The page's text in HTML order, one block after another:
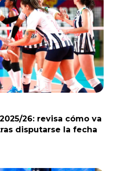
26: revisa cómo va
disputarse la fecha